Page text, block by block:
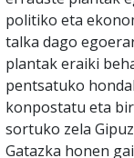
politiko eta
talka dago
plantak eraiki
pentsatuko
konpostatu eta
sortuko zela
Gatazka honen